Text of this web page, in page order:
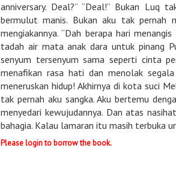
anniversary. Deal?” “Deal!” Bukan Luq
bermulut manis. Bukan aku tak pernah
mengiakannya. “Dah berapa hari
tadah air mata anak dara untuk pinang
senyum tersenyum sama seperti cinta
menafikan rasa hati dan menolak
meneruskan hidup! Akhirnya di kota suci
tak pernah aku sangka. Aku bertemu
menyedari kewujudannya. Dan atas
bahagia. Kalau lamaran itu masih terbuka
Please login to borrow the book.